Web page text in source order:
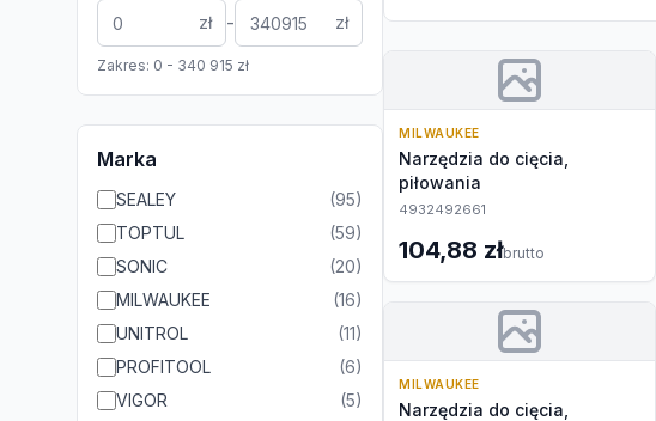
zł - zł
Zakres: 0 - 340 915 zł
Marka
SEALEY (95)
TOPTUL
(59)
SONIC
(20)
MILWAUKEE
(16)
UNITROL
(11)
PROFITOOL
(6)
VIGOR
(5)
MILWAUKEE
Narzędzia do cięcia,
piłowania
4932492661
104,88 złbrutto
MILWAUKEE
Narzędzia do cięcia,